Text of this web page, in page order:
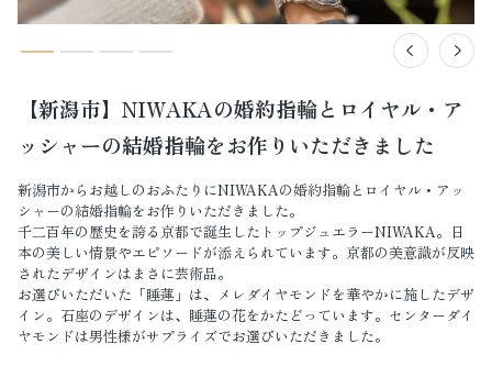
【新潟市】NIWAKAの婚約指輪とロイヤル・ア
ッシャーの結婚指輪をお作りいただきました
新潟市からお越しのおふたりにNIWAKAの婚約指輪とロイヤル・アッ
シャーの結婚指輪をお作りいただきました。
千二百年の歴史を誇る京都で誕生したトップジュエラーNIWAKA。日
本の美しい情景やエピソードが添えられています。京都の美意識が反映
されたデザインはまさに芸術品。
お選びいただいた「睡蓮」は、メレダイヤモンドを華やかに施したデザ
イン。石座のデザインは、睡蓮の花をかたどっています。センターダイ
ヤモンドは男性様がサプライズでお選びいただきました。